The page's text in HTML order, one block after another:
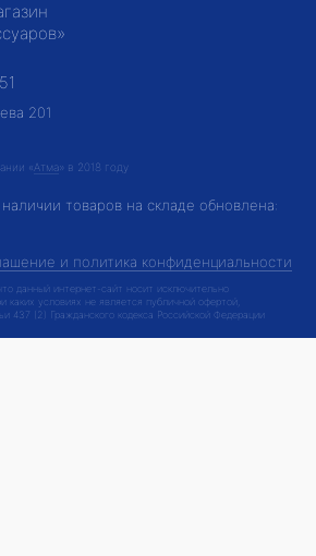
201
«Атма» в 2018 году
товаров на складе обновлена:
и политика конфиденциальности
данный интернет-сайт носит исключительно
каких условиях не является публичной офертой,
437 (2) Гражданского кодекса Российской Федерации